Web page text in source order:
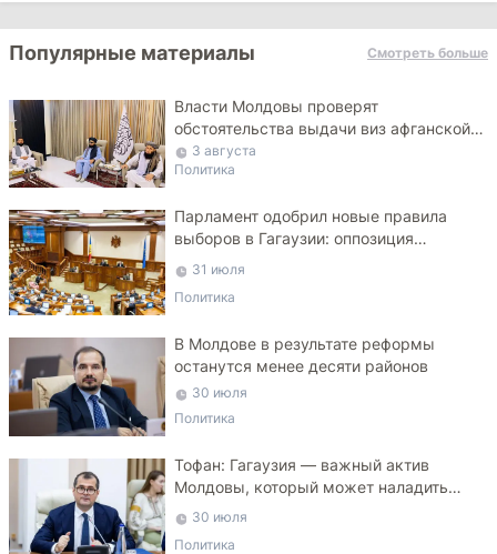
Популярные материалы Смотреть больше
Власти Молдовы проверят
обстоятельства выдачи виз афганской
делегации
3 августа
Политика
Парламент одобрил новые правила
выборов в Гагаузии: оппозиция
критикует законопроект
31 июля
Политика
В Молдове в результате реформы
останутся менее десяти районов
30 июля
Политика
Тофан: Гагаузия — важный актив
Молдовы, который может наладить
мосты с Турцией
30 июля
Политика